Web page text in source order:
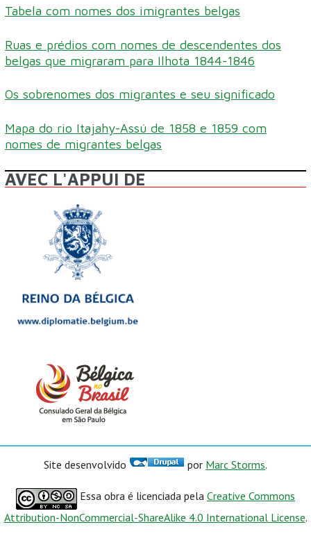
Tabela com nomes dos imigrantes belgas
Ruas e prédios com nomes de descendentes dos
belgas que migraram para Ilhota 1844-1846
Os sobrenomes dos migrantes e seu significado
Mapa do rio Itajahy-Assú de 1858 e 1859 com
nomes de migrantes belgas
AVEC L'APPUI DE
Site desenvolvido por Marc Storms.
Essa obra é licenciada pela Creative Commons
Attribution-NonCommercial-ShareAlike 4.0 International License.